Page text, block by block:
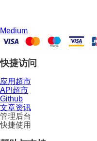
Medium
快捷访问
应用超市
API超市
Github
文章资讯
管理后台
快捷使用